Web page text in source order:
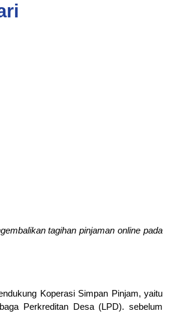
tagihan pinjaman online pada
Koperasi Simpan Pinjam, yaitu
Perkreditan Desa (LPD). sebelum